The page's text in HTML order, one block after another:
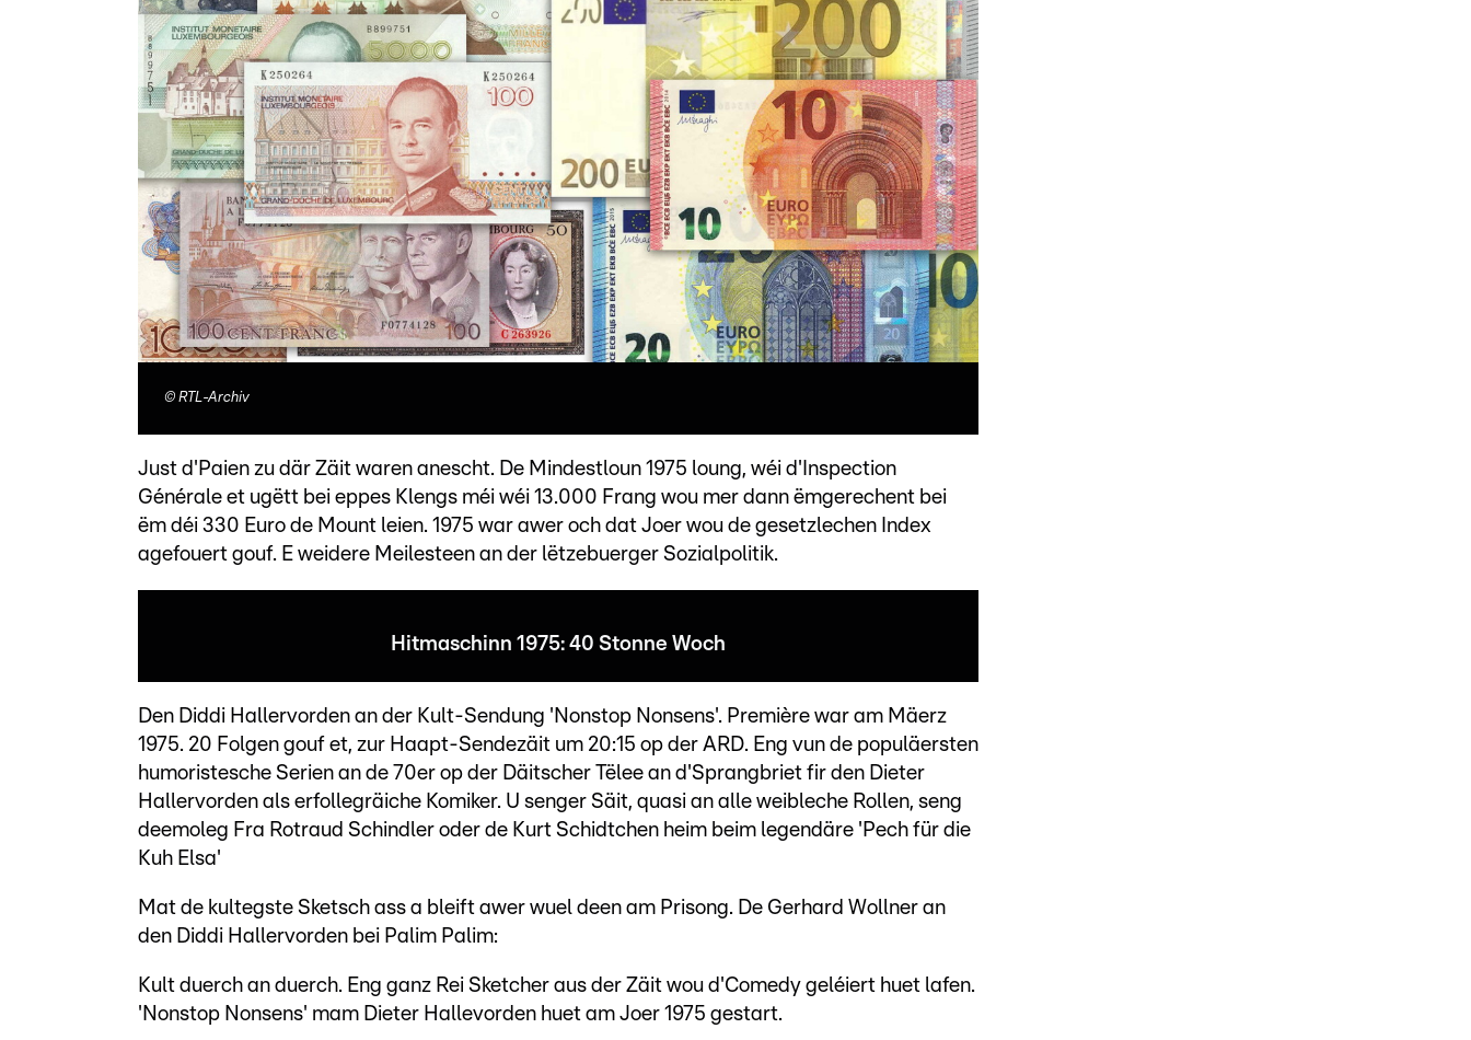
© RTL-Archiv
Just d'Paien zu där Zäit waren anescht. De Mindestloun 1975 loung, wéi d'Inspection
Générale et ugëtt bei eppes Klengs méi wéi 13.000 Frang wou mer dann ëmgerechent bei
ëm déi 330 Euro de Mount leien. 1975 war awer och dat Joer wou de gesetzlechen Index
agefouert gouf. E weidere Meilesteen an der lëtzebuerger Sozialpolitik.
Hitmaschinn 1975: 40 Stonne Woch
Den Diddi Hallervorden an der Kult-Sendung 'Nonstop Nonsens'. Première war am Mäerz
1975. 20 Folgen gouf et, zur Haapt-Sendezäit um 20:15 op der ARD. Eng vun de populäersten
humoristesche Serien an de 70er op der Däitscher Tëlee an d'Sprangbriet fir den Dieter
Hallervorden als erfollegräiche Komiker. U senger Säit, quasi an alle weibleche Rollen, seng
deemoleg Fra Rotraud Schindler oder de Kurt Schidtchen heim beim legendäre 'Pech für die
Kuh Elsa'
Mat de kultegste Sketsch ass a bleift awer wuel deen am Prisong. De Gerhard Wollner an
den Diddi Hallervorden bei Palim Palim:
Kult duerch an duerch. Eng ganz Rei Sketcher aus der Zäit wou d'Comedy geléiert huet lafen.
'Nonstop Nonsens' mam Dieter Hallevorden huet am Joer 1975 gestart.